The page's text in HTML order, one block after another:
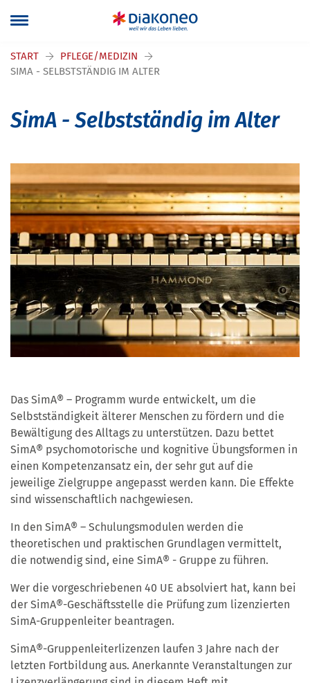
Navigation überspringen
START
PFLEGE/MEDIZIN
SIMA - SELBSTSTÄNDIG IM ALTER
SimA - Selbstständig im Alter
Das SimA® – Programm wurde entwickelt, um die
Selbstständigkeit älterer Menschen zu fördern und die
Bewältigung des Alltags zu unterstützen. Dazu bettet
SimA® psychomotorische und kognitive Übungsformen in
einen Kompetenzansatz ein, der sehr gut auf die
jeweilige Zielgruppe angepasst werden kann. Die Effekte
sind wissenschaftlich nachgewiesen.
In den SimA® – Schulungsmodulen werden die
theoretischen und praktischen Grundlagen vermittelt,
die notwendig sind, eine SimA® - Gruppe zu führen.
Wer die vorgeschriebenen 40 UE absolviert hat, kann bei
der SimA®-Geschäftsstelle die Prüfung zum lizenzierten
SimA-Gruppenleiter beantragen.
SimA®-Gruppenleiterlizenzen laufen 3 Jahre nach der
letzten Fortbildung aus. Anerkannte Veranstaltungen zur